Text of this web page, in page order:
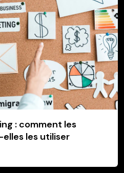
: comment les
les utiliser